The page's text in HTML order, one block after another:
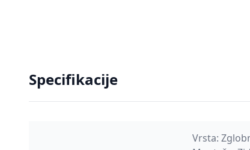
Specifikacije
Vrsta: